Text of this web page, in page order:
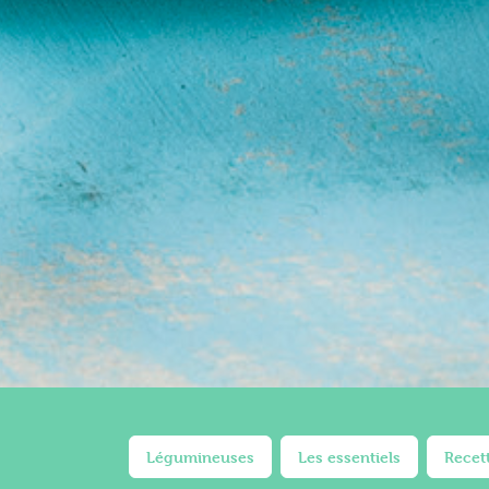
Légumineuses Les essentiels